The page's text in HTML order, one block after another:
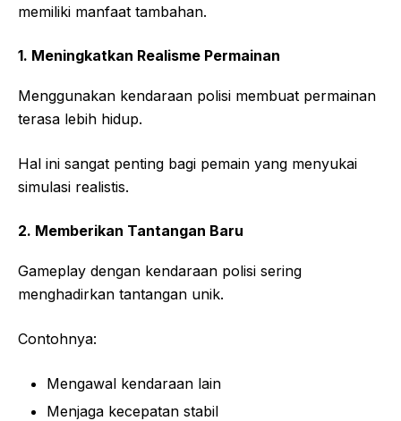
memiliki manfaat tambahan.
1. Meningkatkan Realisme Permainan
Menggunakan kendaraan polisi membuat permainan
terasa lebih hidup.
Hal ini sangat penting bagi pemain yang menyukai
simulasi realistis.
2. Memberikan Tantangan Baru
Gameplay dengan kendaraan polisi sering
menghadirkan tantangan unik.
Contohnya:
Mengawal kendaraan lain
Menjaga kecepatan stabil